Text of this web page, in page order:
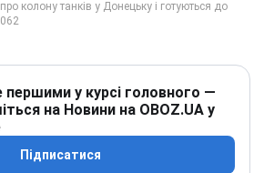
першими у курсі головного —
на Новини на OBOZ.UA у
Підписатися